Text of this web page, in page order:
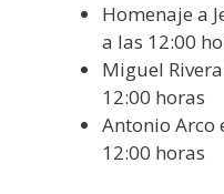
Homenaje a
a las 12:00
Miguel
12:00 horas
Antonio Arco
12:00 horas